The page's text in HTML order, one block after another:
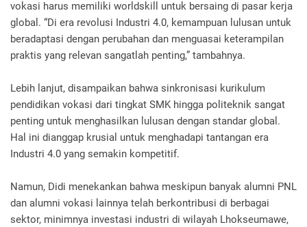
vokasi harus memiliki worldskill untuk bersaing di pasar kerja
global. “Di era revolusi Industri 4.0, kemampuan lulusan untuk
beradaptasi dengan perubahan dan menguasai keterampilan
praktis yang relevan sangatlah penting,” tambahnya.
Lebih lanjut, disampaikan bahwa sinkronisasi kurikulum
pendidikan vokasi dari tingkat SMK hingga politeknik sangat
penting untuk menghasilkan lulusan dengan standar global.
Hal ini dianggap krusial untuk menghadapi tantangan era
Industri 4.0 yang semakin kompetitif.
Namun, Didi menekankan bahwa meskipun banyak alumni PNL
dan alumni vokasi lainnya telah berkontribusi di berbagai
sektor, minimnya investasi industri di wilayah Lhokseumawe,